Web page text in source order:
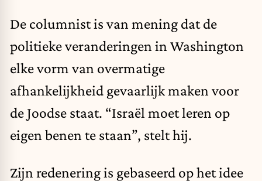
De columnist is van mening dat de
politieke veranderingen in Washington
elke vorm van overmatige
afhankelijkheid gevaarlijk maken voor
de Joodse staat. “Israël moet leren op
eigen benen te staan”, stelt hij.
Zijn redenering is gebaseerd op het idee